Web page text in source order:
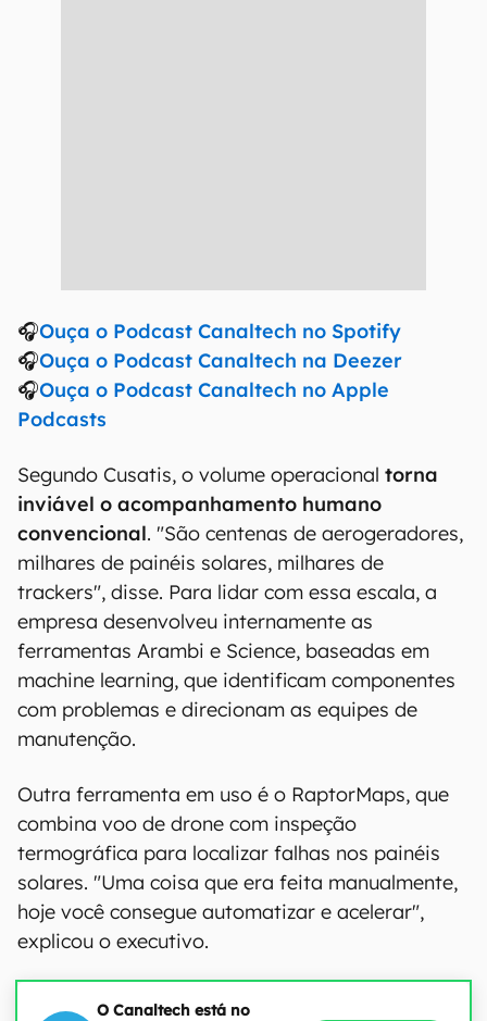
🎧Ouça o Podcast Canaltech no Spotify
🎧Ouça o Podcast Canaltech na Deezer
🎧Ouça o Podcast Canaltech no Apple
Podcasts
Segundo Cusatis, o volume operacional torna
inviável o acompanhamento humano
convencional. "São centenas de aerogeradores,
milhares de painéis solares, milhares de
trackers", disse. Para lidar com essa escala, a
empresa desenvolveu internamente as
ferramentas Arambi e Science, baseadas em
machine learning, que identificam componentes
com problemas e direcionam as equipes de
manutenção.
Outra ferramenta em uso é o RaptorMaps, que
combina voo de drone com inspeção
termográfica para localizar falhas nos painéis
solares. "Uma coisa que era feita manualmente,
hoje você consegue automatizar e acelerar",
explicou o executivo.
O Canaltech está no